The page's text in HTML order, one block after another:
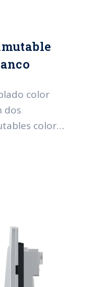
color
dos
color
A